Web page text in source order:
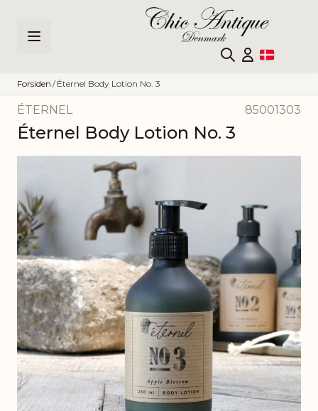
Forsiden / Éternel Body Lotion No. 3
ÉTERNEL 85001303
Éternel Body Lotion No. 3
Click to view image in fullscreen